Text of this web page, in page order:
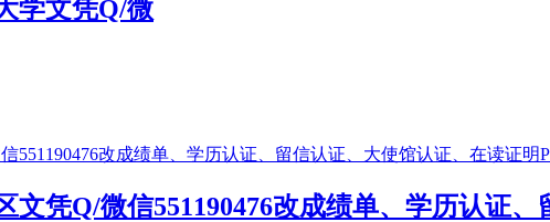
学文凭Q/微
文凭Q/微信551190476改成绩单、学历认证